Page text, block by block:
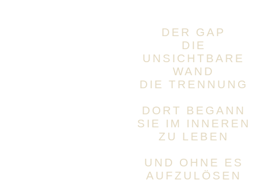
DER GAP
DIE
UNSICHTBARE
WAND
DIE TRENNUNG
DORT BEGANN
SIE IM INNEREN
ZU LEBEN
UND OHNE ES
AUFZULÖSEN